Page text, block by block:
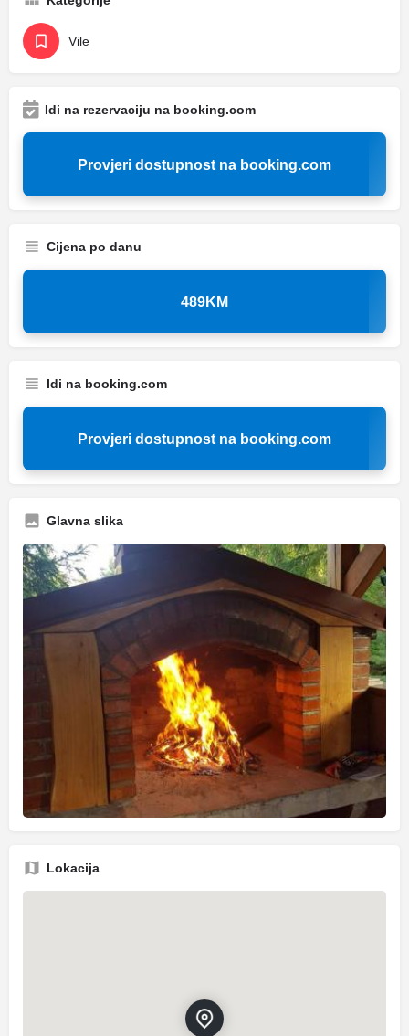
Vile
Idi na rezervaciju na booking.com
Provjeri dostupnost na booking.com
Cijena po danu
489KM
Idi na booking.com
Provjeri dostupnost na booking.com
Glavna slika
Lokacija